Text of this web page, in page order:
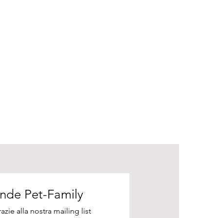
alla nostra mailing list